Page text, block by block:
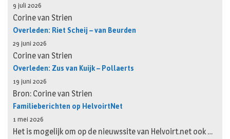
9 juli 2026
Corine van Strien
Overleden: Riet Scheij – van Beurden
29 juni 2026
Corine van Strien
Overleden: Zus van Kuijk – Pollaerts
19 juni 2026
Bron: Corine van Strien
Familieberichten op HelvoirtNet
1 mei 2026
Het is mogelijk om op de nieuwssite van Helvoirt.net ook …